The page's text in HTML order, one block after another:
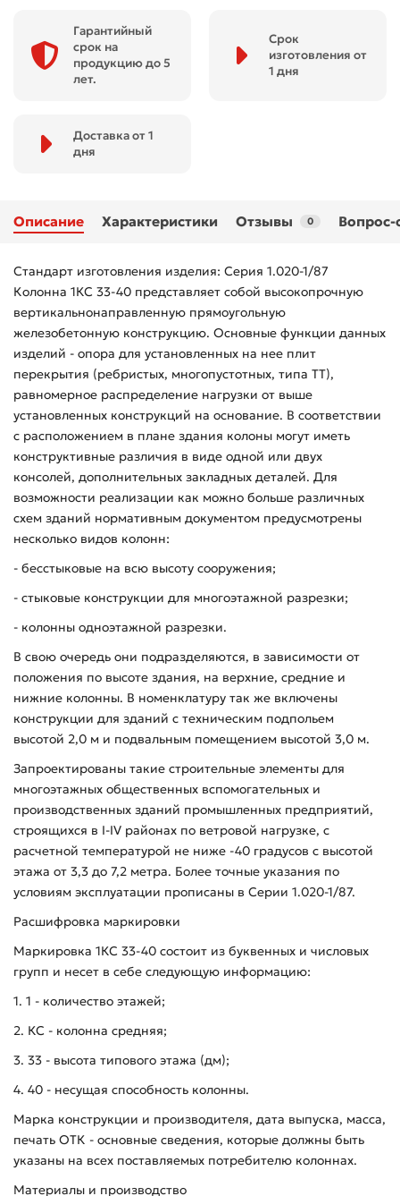
Гарантийный
срок на
продукцию до 5
лет.
Срок
изготовления от
1 дня
Доставка от 1
дня
Описание Характеристики Отзывы 0 Вопрос-
Стандарт изготовления изделия: Серия 1.020-1/87
Колонна 1КС 33-40 представляет собой высокопрочную
вертикальнонаправленную прямоугольную
железобетонную конструкцию. Основные функции данных
изделий - опора для установленных на нее плит
перекрытия (ребристых, многопустотных, типа ТТ),
равномерное распределение нагрузки от выше
установленных конструкций на основание. В соответствии
с расположением в плане здания колоны могут иметь
конструктивные различия в виде одной или двух
консолей, дополнительных закладных деталей. Для
возможности реализации как можно больше различных
схем зданий нормативным документом предусмотрены
несколько видов колонн:
- бесстыковые на всю высоту сооружения;
- стыковые конструкции для многоэтажной разрезки;
- колонны одноэтажной разрезки.
В свою очередь они подразделяются, в зависимости от
положения по высоте здания, на верхние, средние и
нижние колонны. В номенклатуру так же включены
конструкции для зданий с техническим подпольем
высотой 2,0 м и подвальным помещением высотой 3,0 м.
Запроектированы такие строительные элементы для
многоэтажных общественных вспомогательных и
производственных зданий промышленных предприятий,
строящихся в I-IV районах по ветровой нагрузке, с
расчетной температурой не ниже -40 градусов с высотой
этажа от 3,3 до 7,2 метра. Более точные указания по
условиям эксплуатации прописаны в Серии 1.020-1/87.
Расшифровка маркировки
Маркировка 1КС 33-40 состоит из буквенных и числовых
групп и несет в себе следующую информацию:
1. 1 - количество этажей;
2. КС - колонна средняя;
3. 33 - высота типового этажа (дм);
4. 40 - несущая способность колонны.
Марка конструкции и производителя, дата выпуска, масса,
печать ОТК - основные сведения, которые должны быть
указаны на всех поставляемых потребителю колоннах.
Материалы и производство